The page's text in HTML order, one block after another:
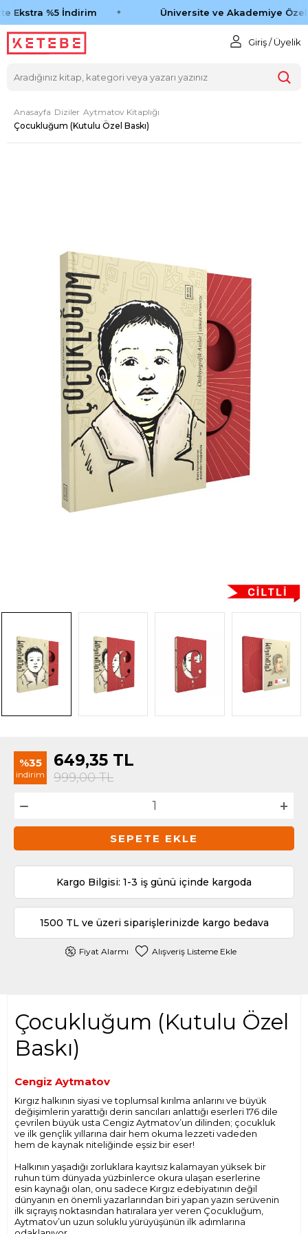
Ekstra %5 İndirim Üniversite ve Akademiye Özel
Giriş / Üyelik
Anasayfa Diziler Aytmatov Kitaplığı
Çocukluğum (Kutulu Özel Baskı)
%35
indirim
649,35 TL
999,00TL
SEPETE EKLE
Kargo Bilgisi: 1-3 iş günü içinde kargoda
1500 TL ve üzeri siparişlerinizde kargo bedava
Fiyat Alarmı Alışveriş Listeme Ekle
Çocukluğum (Kutulu Özel
Baskı)
Cengiz Aytmatov
Kırgız halkının siyasi ve toplumsal kırılma anlarını ve büyük
değişimlerin yarattığı derin sancıları anlattığı eserleri 176 dile
çevrilen büyük usta Cengiz Aytmatov’un dilinden; çocukluk
ve ilk gençlik yıllarına dair hem okuma lezzeti vadeden
hem de kaynak niteliğinde eşsiz bir eser!
Halkının yaşadığı zorluklara kayıtsız kalamayan yüksek bir
ruhun tüm dünyada yüzbinlerce okura ulaşan eserlerine
esin kaynağı olan, onu sadece Kırgız edebiyatının değil
dünyanın en önemli yazarlarından biri yapan yazın serüvenin
ilk sıçrayış noktasından hatıralara yer veren Çocukluğum,
Aytmatov’un uzun soluklu yürüyüşünün ilk adımlarına